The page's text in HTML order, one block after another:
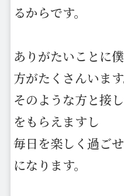
るからです。
ありがたいことに
方がたくさんいます
そのような方と接
をもらえますし
毎日を楽しく過ご
になります。